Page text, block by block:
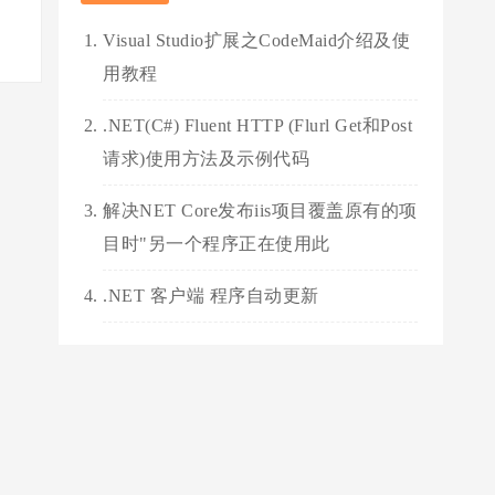
Visual Studio扩展之CodeMaid介绍及使
用教程
.NET(C#) Fluent HTTP (Flurl Get和Post
请求)使用方法及示例代码
解决NET Core发布iis项目覆盖原有的项
目时"另一个程序正在使用此
.NET 客户端 程序自动更新